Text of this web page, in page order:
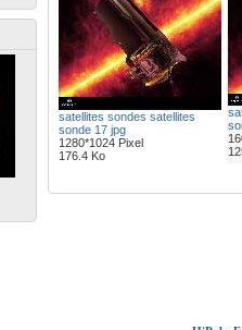
satellites sondes satellites
sonde 17 jpg
1280*1024 Pixel
176.4 Ko